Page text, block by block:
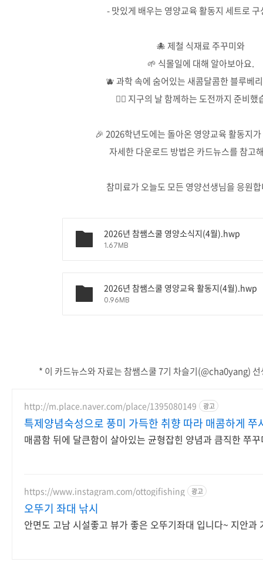
- 맛있게 배우는 영양교육 활동지 세트로
🐙 제철 식재료 주꾸미와
🌱 식몰일에 대해 알아보아요.
🫐 과학 속에 숨어있는 새콤달콤한 블루베
🙋‍♂️ 지구의 날 함께하는 도전까지 준비했
🎉 2026학년도에는 돌아온 영양교육 활동지
자세한 다운로드 방법은 카드뉴스를 참고
참미료가 오늘도 모든 영양선생님을 응원
2026년 참쌤스쿨 영양소식지(4월).hwp
1.67MB
2026년 참쌤스쿨 영양교육 활동지(4월).hwp
0.96MB
* 이 카드뉴스와 자료는 참쌤스쿨 7기 차슬기(@cha0yang)
http://m.place.naver.com/place/1395080149 광고
특제양념숙성으로 풍미 가득한 취향 따라 매콤하게 쭈
매콤함 뒤에 달큰함이 살아있는 균형잡힌 양념과 큼직한 쭈
https://www.instagram.com/ottogifishing 광고
오뚜기 좌대 낚시
안면도 고남 시설좋고 뷰가 좋은 오뚜기좌대 입니다~ 지안과